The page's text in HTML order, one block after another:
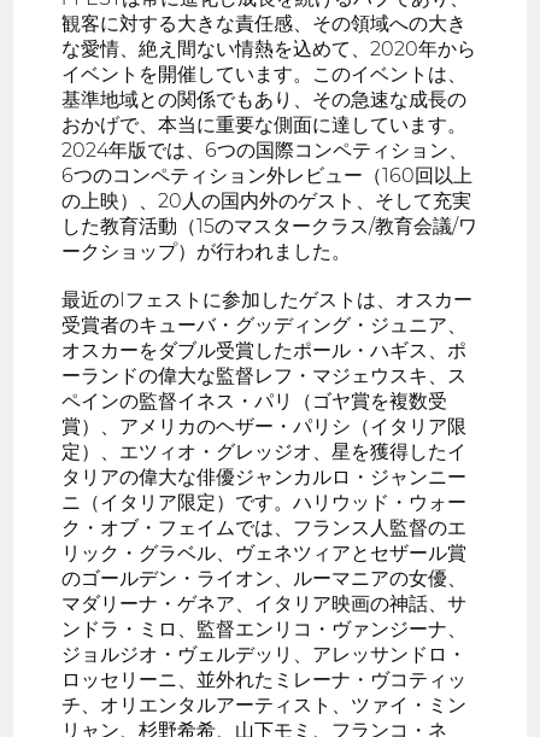
観客に対する大きな責任感、その領域への大き
な愛情、絶え間ない情熱を込めて、2020年から
イベントを開催しています。このイベントは、
基準地域との関係でもあり、その急速な成長の
おかげで、本当に重要な側面に達しています。
2024年版では、6つの国際コンペティション、
6つのコンペティション外レビュー（160回以上
の上映）、20人の国内外のゲスト、そして充実
した教育活動（15のマスタークラス/教育会議/ワ
ークショップ）が行われました。
最近のIフェストに参加したゲストは、オスカー
受賞者のキューバ・グッディング・ジュニア、
オスカーをダブル受賞したポール・ハギス、ポ
ーランドの偉大な監督レフ・マジェウスキ、ス
ペインの監督イネス・パリ（ゴヤ賞を複数受
賞）、アメリカのヘザー・パリシ（イタリア限
定）、エツィオ・グレッジオ、星を獲得したイ
タリアの偉大な俳優ジャンカルロ・ジャンニー
ニ（イタリア限定）です。ハリウッド・ウォー
ク・オブ・フェイムでは、フランス人監督のエ
リック・グラベル、ヴェネツィアとセザール賞
のゴールデン・ライオン、ルーマニアの女優、
マダリーナ・ゲネア、イタリア映画の神話、サ
ンドラ・ミロ、監督エンリコ・ヴァンジーナ、
ジョルジオ・ヴェルデッリ、アレッサンドロ・
ロッセリーニ、並外れたミレーナ・ヴコティッ
チ、オリエンタルアーティスト、ツァイ・ミン
リャン、杉野希希、山下モミ、フランコ・ネ